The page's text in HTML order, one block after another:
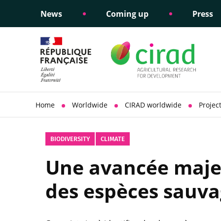
News Coming up Press
Informing public policy
Science
support
Ethical commitments
Social
policy
Home Worldwide CIRAD worldwide
BIODIVERSITY CLIMATE
Une avancée
des espèces